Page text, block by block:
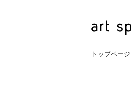
トップページ